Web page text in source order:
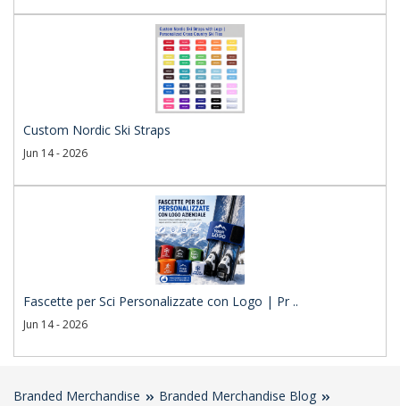
Custom Nordic Ski Straps
Jun 14 - 2026
Fascette per Sci Personalizzate con Logo | Pr ..
Jun 14 - 2026
Branded Merchandise
Branded Merchandise Blog